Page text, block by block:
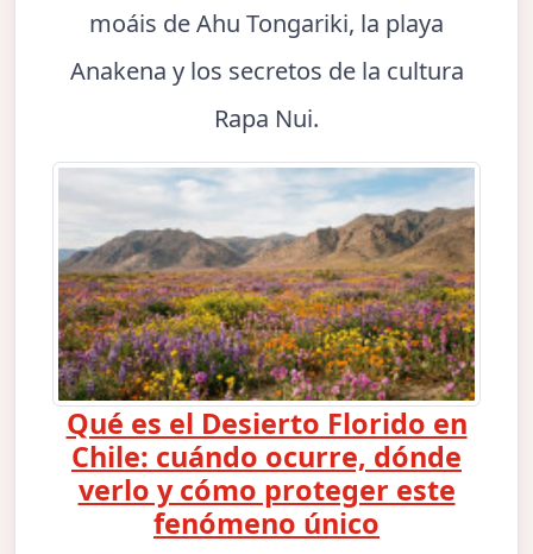
moáis de Ahu Tongariki, la playa
Anakena y los secretos de la cultura
Rapa Nui.
Qué es el Desierto Florido en
Chile: cuándo ocurre, dónde
verlo y cómo proteger este
fenómeno único